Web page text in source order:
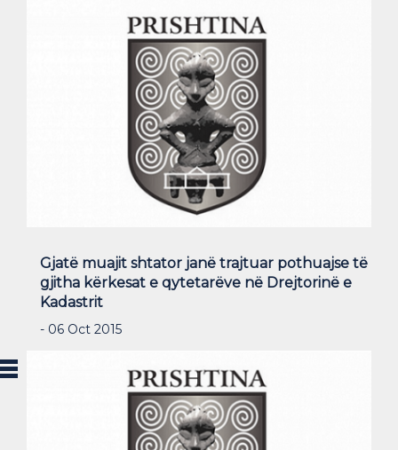
Gjatë muajit shtator janë trajtuar pothuajse të
gjitha kërkesat e qytetarëve në Drejtorinë e
Kadastrit
- 06 Oct 2015